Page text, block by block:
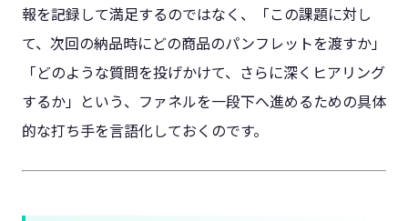
報を記録して満足するのではなく、「この課題に対し
て、次回の納品時にどの商品のパンフレットを渡すか」
「どのような質問を投げかけて、さらに深くヒアリング
するか」という、ファネルを一段下へ進めるための具体
的な打ち手を言語化しておくのです。